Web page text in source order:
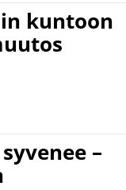
kuntoon
–